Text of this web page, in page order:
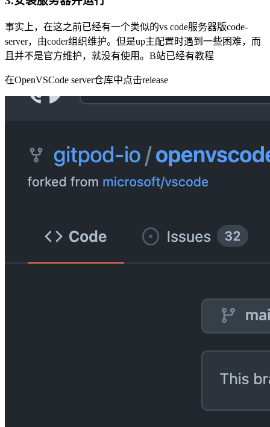
事实上，在这之前已经有一个类似的vs code服务器版code-
server，由coder组织维护。但是up主配置时遇到一些困难，而
且并不是官方维护，就没有使用。B站已经有教程
在OpenVSCode server仓库中点击release